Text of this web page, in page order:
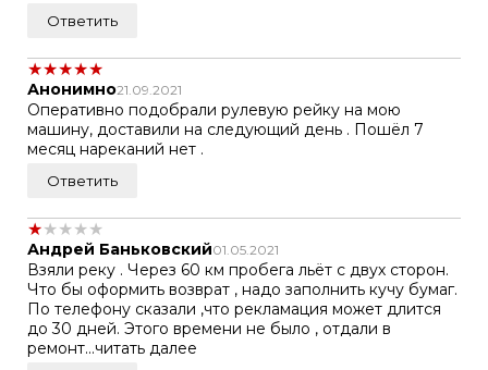
Ответить
★★★★★
Анонимно21.09.2021
Оперативно подобрали рулевую рейку на мою
машину, доставили на следующий день . Пошёл 7
месяц нареканий нет .
Ответить
★★★★★
Андрей Баньковский01.05.2021
Взяли реку . Через 60 км пробега льёт с двух сторон.
Что бы оформить возврат , надо заполнить кучу бумаг.
По телефону сказали ,что рекламация может длится
до 30 дней. Этого времени не было , отдали в
ремонт...читать далее